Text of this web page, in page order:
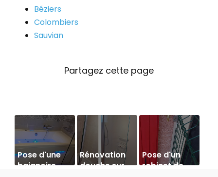
Béziers
Colombiers
Sauvian
Pose d'une
baignoire
Rénovation
douche sur
Pose d'un
robinet de